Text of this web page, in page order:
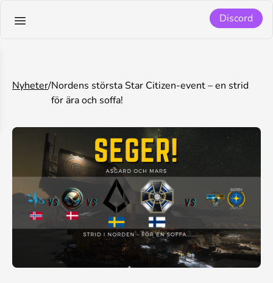
Discord
Nyheter/Nordens största Star Citizen-event – en strid
för ära och soffa!